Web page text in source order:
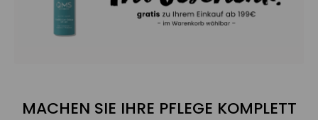
MACHEN SIE IHRE PFLEGE KOMPLETT